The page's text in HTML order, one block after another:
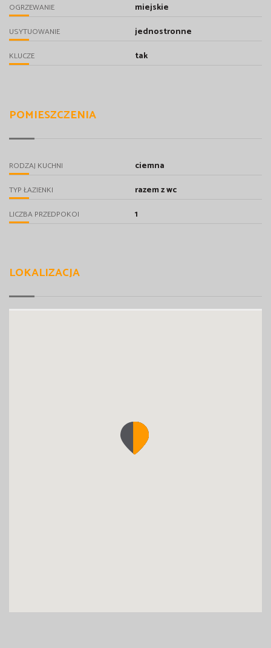
OGRZEWANIE miejskie
USYTUOWANIE jednostronne
KLUCZE tak
POMIESZCZENIA
RODZAJ KUCHNI ciemna
TYP ŁAZIENKI razem z wc
LICZBA PRZEDPOKOI 1
LOKALIZACJA